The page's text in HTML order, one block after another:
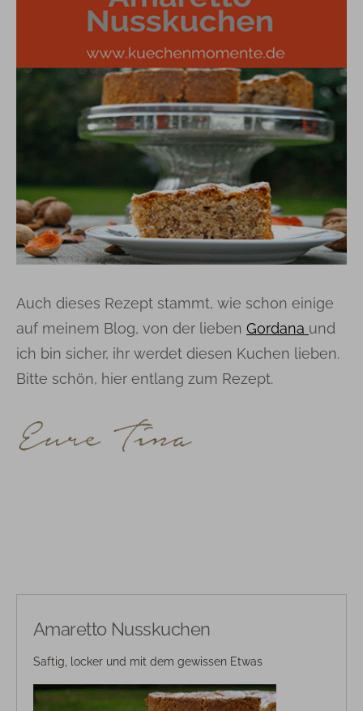
Auch dieses Rezept stammt, wie schon einige
auf meinem Blog, von der lieben Gordana und
ich bin sicher, ihr werdet diesen Kuchen lieben.
Bitte schön, hier entlang zum Rezept.
Amaretto Nusskuchen
Saftig, locker und mit dem gewissen Etwas